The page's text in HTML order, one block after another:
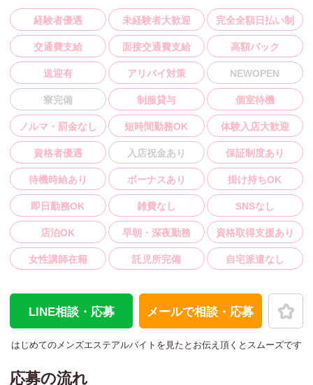
経験者優遇 未経験者大歓迎 完全全額日払い制
交通費支給 面接交通費支給 高額バック
送迎有 アリバイ対策 NEWOPEN
寮完備 制服貸与 個室待機
ノルマ・罰金なし 短時間勤務OK 体験入店大歓迎
資格者優遇 入店祝金あり 保証制度あり
待機時給あり ボーナスあり 掛け持ちOK
即日勤務OK 雑費なし SNSなし
店泊OK 早朝・深夜勤務 資格取得支援あり
女性講師在籍 託児所完備 自宅派遣なし
LINE相談・応募 メールで相談・応募
はじめてのメンズエステアルバイトを見た とお伝え頂くとスムーズです
応募の流れ